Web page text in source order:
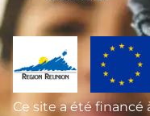
Ce site a été financé